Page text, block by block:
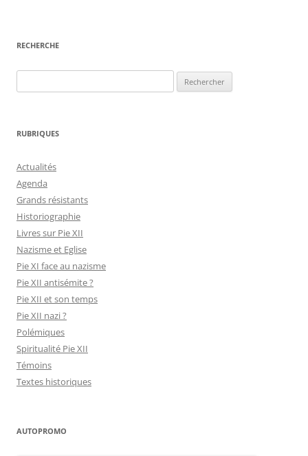
RECHERCHE
RUBRIQUES
Actualités
Agenda
Grands résistants
Historiographie
Livres sur Pie XII
Nazisme et Eglise
Pie XI face au nazisme
Pie XII antisémite ?
Pie XII et son temps
Pie XII nazi ?
Polémiques
Spiritualité Pie XII
Témoins
Textes historiques
AUTOPROMO